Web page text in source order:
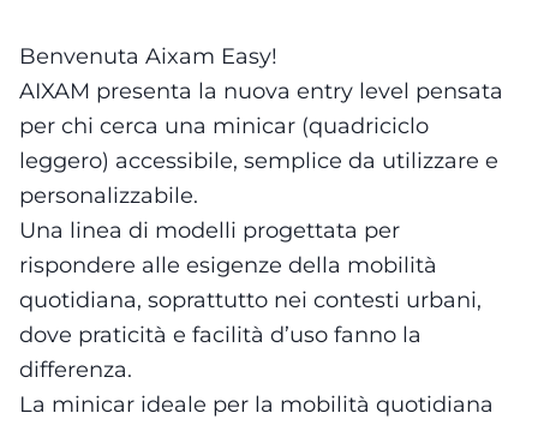
Benvenuta Aixam Easy!
AIXAM presenta la nuova entry level pensata
per chi cerca una minicar (quadriciclo
leggero) accessibile, semplice da utilizzare e
personalizzabile.
Una linea di modelli progettata per
rispondere alle esigenze della mobilità
quotidiana, soprattutto nei contesti urbani,
dove praticità e facilità d’uso fanno la
differenza.
La minicar ideale per la mobilità quotidiana